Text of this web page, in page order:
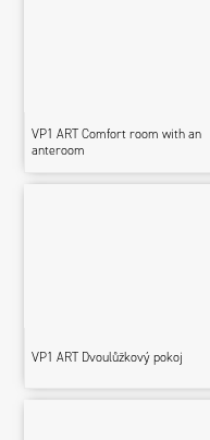
VP1 ART Comfort room with an
anteroom
VP1 ART Dvoulůžkový pokoj